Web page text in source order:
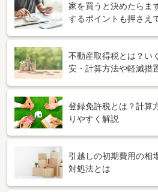
家を買うと決めたらま
するポイントも押さえ
不動産取得税とは？い
安・計算方法や軽減措
登録免許税とは？計算
りやすく解説
引越しの初期費用の相
対処法とは